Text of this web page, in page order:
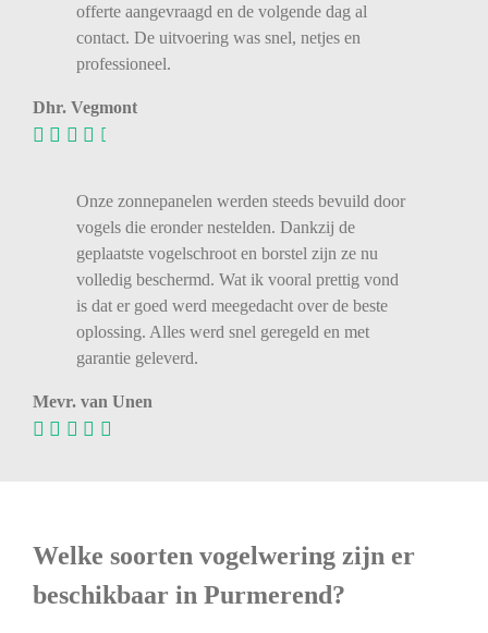
offerte aangevraagd en de volgende dag al
contact. De uitvoering was snel, netjes en
professioneel.
Dhr. Vegmont
Onze zonnepanelen werden steeds bevuild door
vogels die eronder nestelden. Dankzij de
geplaatste vogelschroot en borstel zijn ze nu
volledig beschermd. Wat ik vooral prettig vond
is dat er goed werd meegedacht over de beste
oplossing. Alles werd snel geregeld en met
garantie geleverd.
Mevr. van Unen
Welke soorten vogelwering zijn er
beschikbaar in Purmerend?